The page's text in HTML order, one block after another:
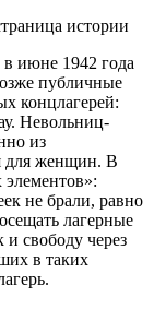
июне 1942 года
публичные
концлагерей:
Невольниц-
из
для женщин. В
не брали, равно
лагерные
свободу через
в таких